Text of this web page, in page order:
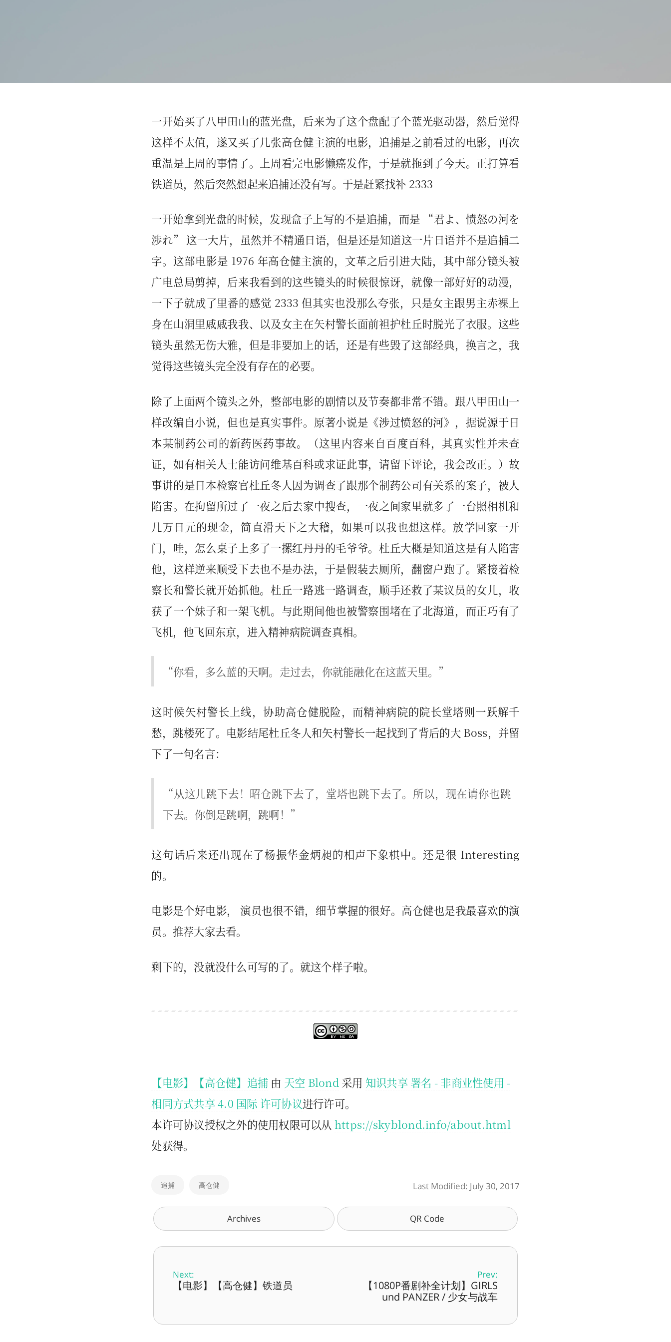
一开始买了八甲田山的蓝光盘，后来为了这个盘配了个蓝光驱动器，然后觉得
这样不太值，遂又买了几张高仓健主演的电影，追捕是之前看过的电影，再次
重温是上周的事情了。上周看完电影懒癌发作，于是就拖到了今天。正打算看
铁道员，然后突然想起来追捕还没有写。于是赶紧找补 2333
一开始拿到光盘的时候，发现盒子上写的不是追捕，而是 “君よ、愤怒の河を
渉れ” 这一大片，虽然并不精通日语，但是还是知道这一片日语并不是追捕二
字。这部电影是 1976 年高仓健主演的，文革之后引进大陆，其中部分镜头被
广电总局剪掉，后来我看到的这些镜头的时候很惊讶，就像一部好好的动漫，
一下子就成了里番的感觉 2333 但其实也没那么夸张，只是女主跟男主赤裸上
身在山洞里戚戚我我、以及女主在矢村警长面前袒护杜丘时脱光了衣服。这些
镜头虽然无伤大雅，但是非要加上的话，还是有些毁了这部经典，换言之，我
觉得这些镜头完全没有存在的必要。
除了上面两个镜头之外，整部电影的剧情以及节奏都非常不错。跟八甲田山一
样改编自小说，但也是真实事件。原著小说是《涉过愤怒的河》，据说源于日
本某制药公司的新药医药事故。（这里内容来自百度百科，其真实性并未查
证，如有相关人士能访问维基百科或求证此事，请留下评论，我会改正。）故
事讲的是日本检察官杜丘冬人因为调查了跟那个制药公司有关系的案子，被人
陷害。在拘留所过了一夜之后去家中搜查，一夜之间家里就多了一台照相机和
几万日元的现金，简直滑天下之大稽，如果可以我也想这样。放学回家一开
门，哇，怎么桌子上多了一摞红丹丹的毛爷爷。杜丘大概是知道这是有人陷害
他，这样逆来顺受下去也不是办法，于是假装去厕所，翻窗户跑了。紧接着检
察长和警长就开始抓他。杜丘一路逃一路调查，顺手还救了某议员的女儿，收
获了一个妹子和一架飞机。与此期间他也被警察围堵在了北海道，而正巧有了
飞机，他飞回东京，进入精神病院调查真相。
“你看，多么蓝的天啊。走过去，你就能融化在这蓝天里。”
这时候矢村警长上线，协助高仓健脱险，而精神病院的院长堂塔则一跃解千
愁，跳楼死了。电影结尾杜丘冬人和矢村警长一起找到了背后的大 Boss，并留
下了一句名言：
“从这儿跳下去！昭仓跳下去了，堂塔也跳下去了。所以，现在请你也跳
下去。你倒是跳啊，跳啊！”
这句话后来还出现在了杨振华金炳昶的相声下象棋中。还是很 Interesting
的。
电影是个好电影， 演员也很不错，细节掌握的很好。高仓健也是我最喜欢的演
员。推荐大家去看。
剩下的，没就没什么可写的了。就这个样子啦。
【电影】【高仓健】追捕 由 天空 Blond 采用 知识共享 署名 - 非商业性使用 -
相同方式共享 4.0 国际 许可协议进行许可。
本许可协议授权之外的使用权限可以从 https://skyblond.info/about.html
处获得。
追捕 高仓健 Last Modified: July 30, 2017
Archives QR Code
Next:
【电影】【高仓健】铁道员
Prev:
【1080P番剧补全计划】GIRLS
und PANZER / 少女与战车